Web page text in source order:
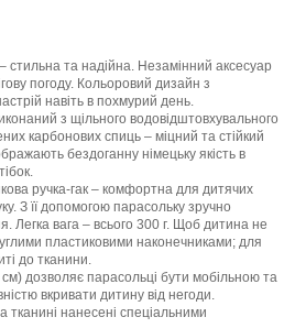
та надійна. Незамінний аксесуар
погоду. Кольоровий дизайн з
навіть в похмурий день.
з щільного водовідштовхувального
карбонових спиць – міцний та стійкий
бездоганну німецьку якість в
ручка-гак – комфортна для дитячих
З її допомогою парасольку зручно
Легка вага – всього 300 г. Щоб дитина не
пластиковими наконечниками; для
до тканини.
дозволяє парасольці бути мобільною та
вкривати дитину від негоди.
нанесені спеціальними